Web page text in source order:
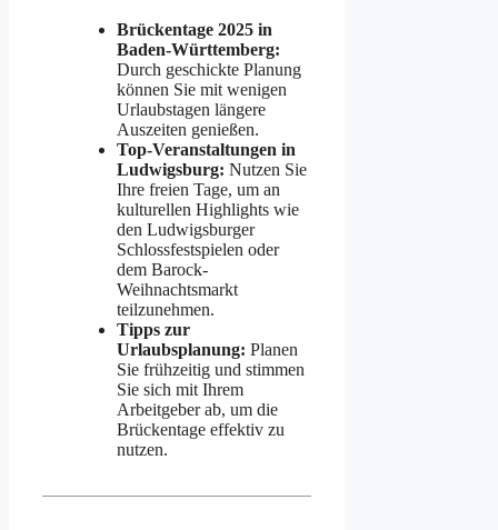
Brückentage 2025 in
Baden-Württemberg:
Durch geschickte Planung
können Sie mit wenigen
Urlaubstagen längere
Auszeiten genießen.
Top-Veranstaltungen in
Ludwigsburg: Nutzen Sie
Ihre freien Tage, um an
kulturellen Highlights wie
den Ludwigsburger
Schlossfestspielen oder
dem Barock-
Weihnachtsmarkt
teilzunehmen.
Tipps zur
Urlaubsplanung: Planen
Sie frühzeitig und stimmen
Sie sich mit Ihrem
Arbeitgeber ab, um die
Brückentage effektiv zu
nutzen.